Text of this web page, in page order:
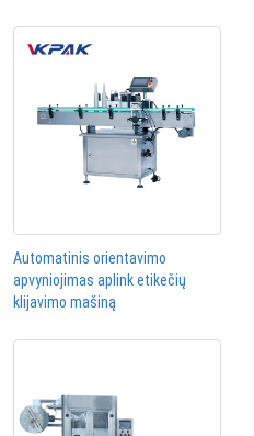
Automatinis orientavimo
apvyniojimas aplink etikečių
klijavimo mašiną